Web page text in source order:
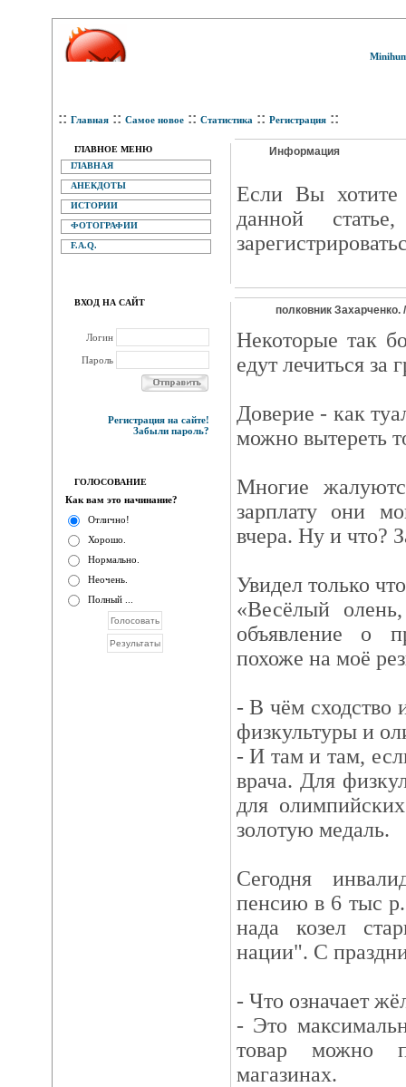
:: Главная :: Самое новое :: Статистика :: Регистрация ::
ГЛАВНОЕ МЕНЮ
ГЛАВНАЯ
АНЕКДОТЫ
ИСТОРИИ
ФОТОГРАФИИ
F.A.Q.
ВХОД НА САЙТ
Логин
Пароль
Регистрация на сайте!
Забыли пароль?
ГОЛОСОВАНИЕ
Как вам это начинание?
Отлично!
Хорошо.
Нормально.
Неочень.
Полный ...
Информация
Eсли Вы хотите
данной
полковник Захарченко.
Некоторые так
едут лечиться за
Доверие - как
можно вытереть
Многие
зарплату они
вчера. Ну и что?
Увидел только
«Весёлый
объявление о
похоже на моё
- В чём сходство
физкультуры и
- И там и там,
врача. Для
для
золотую медаль.
Сегодня
пенсию в 6 тыс р.
нада козел
нации". С
- Что означает
- Это
товар можно
магазинах.